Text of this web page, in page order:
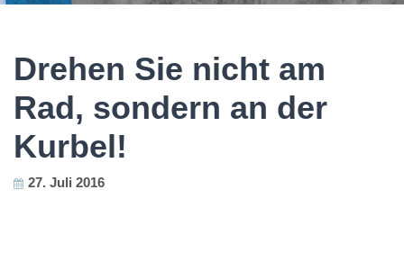
Drehen Sie nicht am
Rad, sondern an der
Kurbel!
27. Juli 2016